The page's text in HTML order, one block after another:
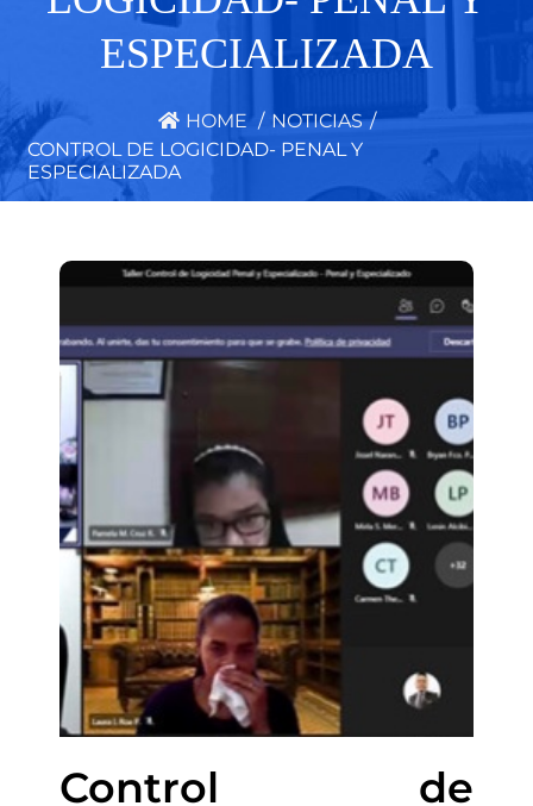
ESPECIALIZADA
HOME / NOTICIAS /
CONTROL DE LOGICIDAD- PENAL Y
ESPECIALIZADA
Control de